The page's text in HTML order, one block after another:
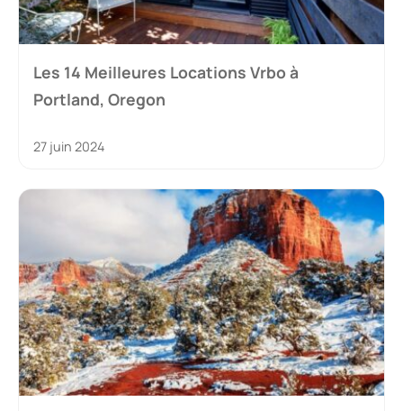
Les 14 Meilleures Locations Vrbo à
Portland, Oregon
27 juin 2024